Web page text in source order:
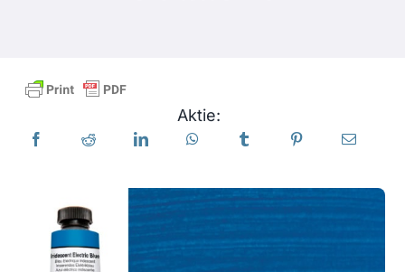
Ressourcen
Aktie: